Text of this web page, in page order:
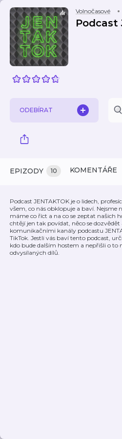
Volnočasové
Podcast
ODEBÍRAT
EPIZODY 10 KOMENTÁŘE
Podcast JENTAKTOK je o lidech,
všem, co nás obklopuje a baví. Nejsme
máme co říct a na co se zeptat našich
chtějí jen tak povídat, něco se
komunikačními kanály podcastu
TikTok. Jestli vás baví tento podcast,
kdo bude dalším hostem a nepřišli o to
odvysílaných dílů.